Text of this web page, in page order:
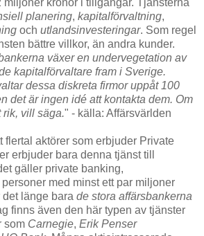
planering, kapitalförvaltning,
och utlandsinvesteringar. Som regel
bättre villkor, än andra kunder.
växer en undervegetation av
kapitalförvaltare fram i Sverige.
dessa diskreta firmor uppåt 100
det är ingen idé att kontakta dem. Om
rik, vill säga." - källa: Affärsvärlden
flertal aktörer som erbjuder Private
erbjuder bara denna tjänst till
gäller private banking,
med minst ett par miljoner
det länge bara de stora affärsbankerna
finns även den här typen av tjänster
som Carnegie, Erik Penser